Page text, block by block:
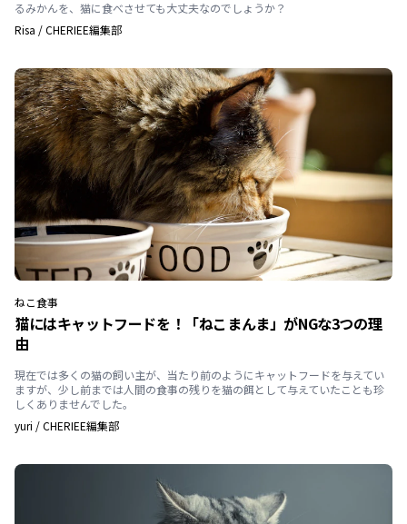
るみかんを、猫に食べさせても大丈夫なのでしょうか？
Risa /CHERIEE編集部
ねこ食事
猫にはキャットフードを！「ねこまんま」がNGな3つの理
由
現在では多くの猫の飼い主が、当たり前のようにキャットフードを与えてい
ますが、少し前までは人間の食事の残りを猫の餌として与えていたことも珍
しくありませんでした。
yuri /CHERIEE編集部